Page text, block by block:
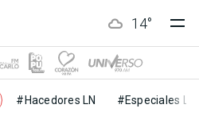
14°
#Hacedores LN #Especiales LN